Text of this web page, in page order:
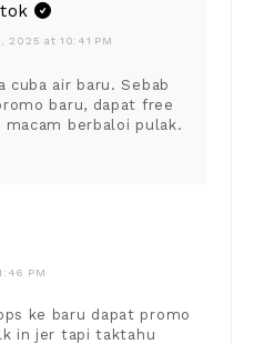
2025 at 10:41 PM
cuba air baru. Sebab
baru, dapat free
macam berbaloi pulak.
PM
ke baru dapat promo
in jer tapi taktahu